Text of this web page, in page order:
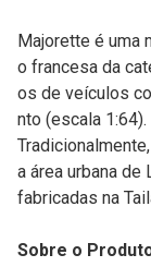
Majorette é uma
o francesa da
os de veículos
nto (escala 1:64).
a área urbana de
fabricadas na
Sobre o